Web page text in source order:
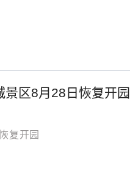
景区8月28日恢复
复开园